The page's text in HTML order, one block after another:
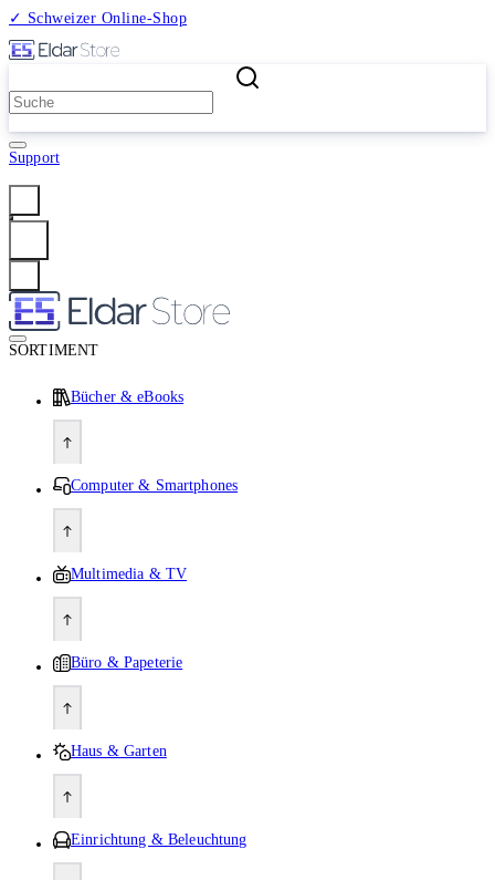
✓ Schweizer Online-Shop
Support
SORTIMENT
Bücher & eBooks
Computer & Smartphones
Multimedia & TV
Büro & Papeterie
Haus & Garten
Einrichtung & Beleuchtung